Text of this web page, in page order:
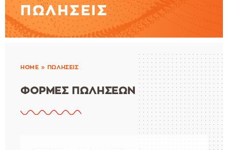
ΠΩΛΗΣΕΙΣ
HOME » ΠΩΛΗΣΕΙΣ
ΦΟΡΜΕΣ ΠΩΛΗΣΕΩΝ